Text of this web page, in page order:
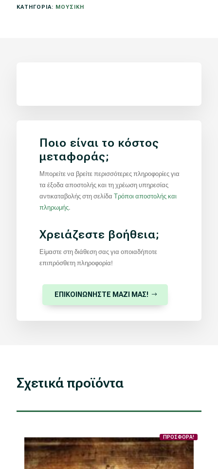
EMPIRES
ΚΑΤΗΓΟΡΙΑ: ΜΟΥΣΙΚΗ
Ποιο είναι το κόστος
μεταφοράς;
Μπορείτε να βρείτε περισσότερες πληροφορίες για
τα έξοδα αποστολής και τη χρέωση υπηρεσίας
αντικαταβολής στη σελίδα Τρόποι αποστολής και
πληρωμής.
Χρειάζεστε βοήθεια;
Είμαστε στη διάθεση σας για οποιαδήποτε
επιπρόσθετη πληροφορία!
ΕΠΙΚΟΙΝΩΝΗΣΤΕ ΜΑΖΙ ΜΑΣ!
Σχετικά προϊόντα
ΠΡΟΣΦΟΡΑ!